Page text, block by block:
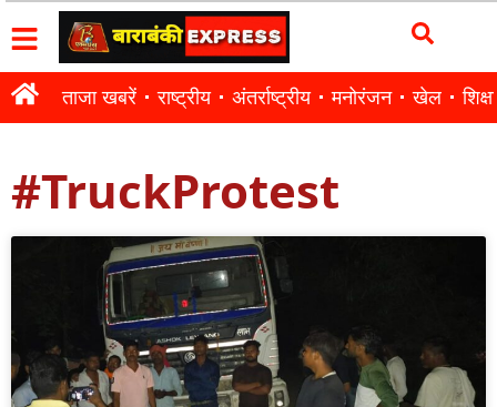
ताजा खबरें राष्ट्रीय अंतर्राष्ट्रीय मनोरंजन खेल शिक्षा
#TruckProtest